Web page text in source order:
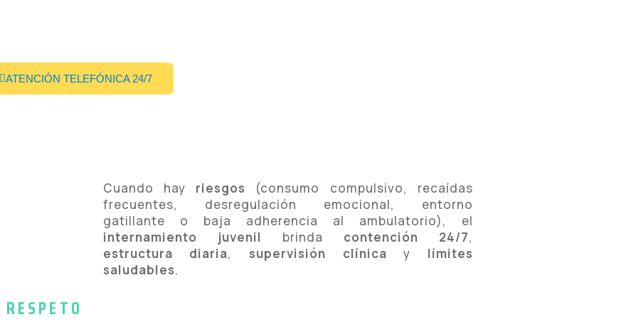
ATENCIÓN TELEFÓNICA 24/7
Cuando hay riesgos (consumo compulsivo, recaídas
frecuentes, desregulación emocional, entorno
gatillante o baja adherencia al ambulatorio), el
internamiento juvenil brinda contención 24/7,
estructura diaria, supervisión clínica y límites
saludables.